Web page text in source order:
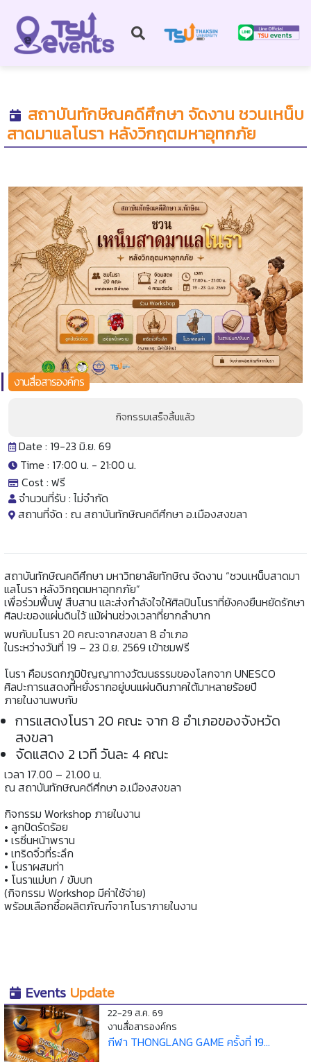
สถาบันทักษิณคดีศึกษา จัดงาน ชวนเหน็บ
สาดมาแลโนรา หลังวิกฤตมหาอุทกภัย
งานสื่อสารองค์กร
กิจกรรมเสร็จสิ้นแล้ว
Date : 19-23 มิ.ย. 69
Time : 17:00 น. - 21:00 น.
Cost : ฟรี
จำนวนที่รับ : ไม่จำกัด
สถานที่จัด : ณ สถาบันทักษิณคดีศึกษา อ.เมืองสงขลา
สถาบันทักษิณคดีศึกษา มหาวิทยาลัยทักษิณ จัดงาน “ชวนเหน็บสาดมา
แลโนรา หลังวิกฤตมหาอุทกภัย”
เพื่อร่วมฟื้นฟู สืบสาน และส่งกำลังใจให้ศิลปินโนราที่ยังคงยืนหยัดรักษา
ศิลปะของแผ่นดินไว้ แม้ผ่านช่วงเวลาที่ยากลำบาก
พบกับมโนรา 20 คณะจากสงขลา 8 อำเภอ
ในระหว่างวันที่ 19 – 23 มิ.ย. 2569 เข้าชมฟรี
โนรา คือมรดกภูมิปัญญาทางวัฒนธรรมของโลกจาก UNESCO
ศิลปะการแสดงที่หยั่งรากอยู่บนแผ่นดินภาคใต้มาหลายร้อยปี
ภายในงานพบกับ
การแสดงโนรา 20 คณะ จาก 8 อำเภอของจังหวัด
สงขลา
จัดแสดง 2 เวที วันละ 4 คณะ
เวลา 17.00 – 21.00 น.
ณ สถาบันทักษิณคดีศึกษา อ.เมืองสงขลา
กิจกรรม Workshop ภายในงาน
• ลูกปัดรัดร้อย
• เรซิ่นหน้าพราน
• เทริดจิ๋วที่ระลึก
• โนราผสมท่า
• โนราแม่บท / ขับบท
(กิจกรรม Workshop มีค่าใช้จ่าย)
พร้อมเลือกซื้อผลิตภัณฑ์จากโนราภายในงาน
Events Update
22-29 ส.ค. 69
งานสื่อสารองค์กร
กีฬา THONGLANG GAME ครั้งที่ 19...